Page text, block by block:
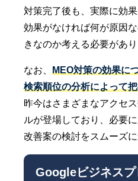
対策完了後も、実際に効
効果がなければ何が原因
きなのか考える必要があり
なお、
MEO対策の効果に
検索順位の分析によって
昨今はさまざまなアクセ
ルが登場しており、必要
改善案の検討をスムーズ
Googleビジネス